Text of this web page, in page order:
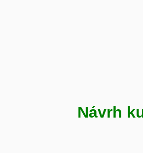
Návrh